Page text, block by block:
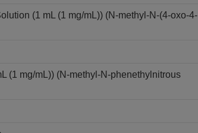
(1 mL (1 mg/mL)) (N-methyl-N-(4-oxo-4-
(1 mg/mL)) (N-methyl-N-phenethylnitrous